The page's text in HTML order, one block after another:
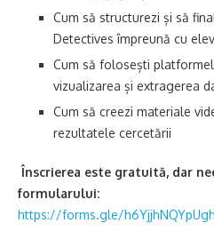
Cum să structurezi și să
Detectives împreună cu
Cum să folosești
vizualizarea și extragerea
Cum să creezi materiale
rezultatele cercetării
Înscrierea este gratuită, dar
formularului:
https://forms.gle/